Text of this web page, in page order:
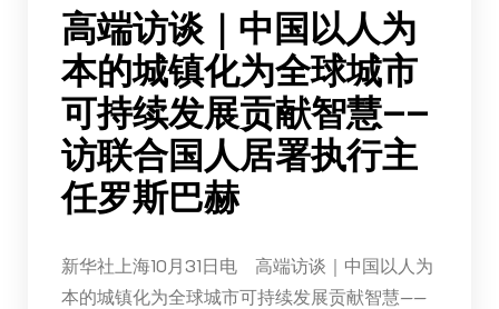
高端访谈｜中国以人为
本的城镇化为全球城市
可持续发展贡献智慧——
访联合国人居署执行主
任罗斯巴赫
新华社上海10月31日电 高端访谈｜中国以人为
本的城镇化为全球城市可持续发展贡献智慧——